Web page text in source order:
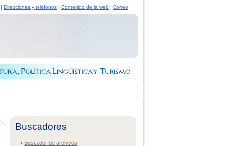
| Direcciones y teléfonos | Contenido de la web | Correo
Buscadores
Buscador de archivos